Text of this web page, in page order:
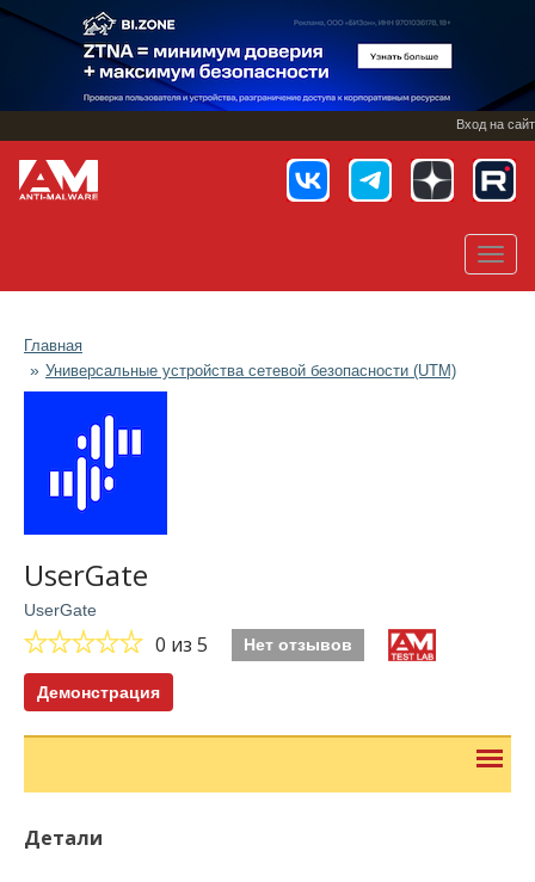
Перейти
основному
Вход на сайт
Главная
Универсальные устройства сетевой безопасности (UTM)
UserGate
UserGate
0 из 5 Нет отзывов
Демонстрация
Детали